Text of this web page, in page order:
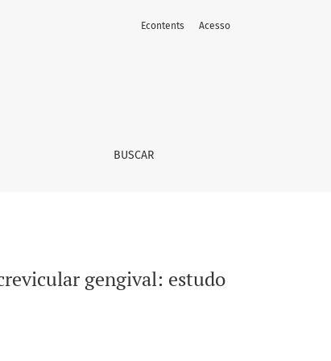
BUSCAR
Econtents Acesso
gengival: estudo